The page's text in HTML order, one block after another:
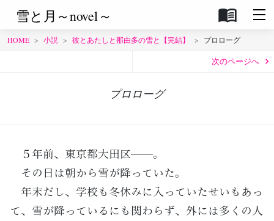
雪と月～novel～ menu_book
HOME 小説 彼とあたしと那由多の雪と【完結】 プロローグ
次のページへ
プロローグ
５年前、東京都大田区――。
その日は朝から雪が降っていた。
年末だし、学校も冬休みに入っていたせいもあっ
て、雪が降っているにも関わらず、外には多くの人